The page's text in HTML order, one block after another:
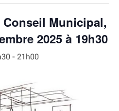
Municipal,
2025 à 19h30
- 21h00